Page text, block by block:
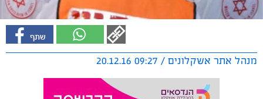
מנהל אתר אשקלונים / 09:27 20.12.16